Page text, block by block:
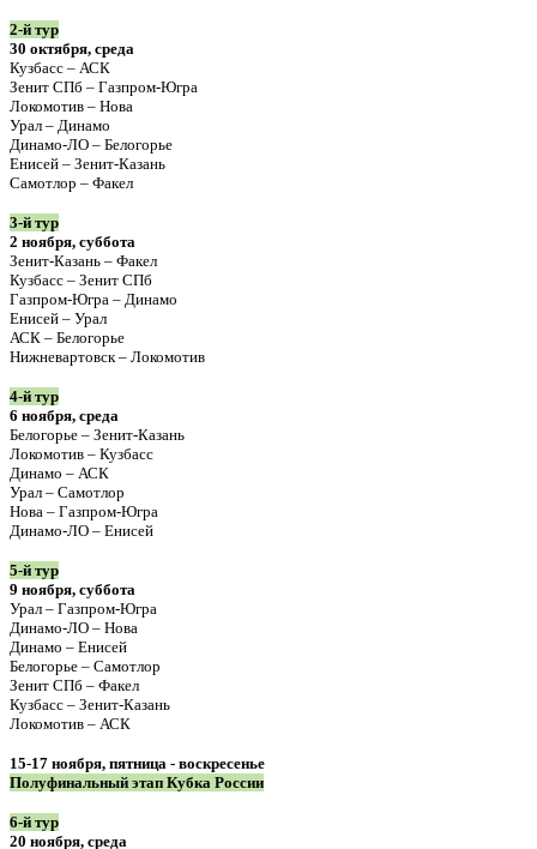
2-й тур
30 октября, среда
Кузбасс – АСК
Зенит СПб – Газпром-Югра
Локомотив – Нова
Урал – Динамо
Динамо-ЛО – Белогорье
Енисей – Зенит-Казань
Самотлор – Факел
3-й тур
2 ноября, суббота
Зенит-Казань – Факел
Кузбасс – Зенит СПб
Газпром-Югра – Динамо
Енисей – Урал
АСК – Белогорье
Нижневартовск – Локомотив
4-й тур
6 ноября, среда
Белогорье – Зенит-Казань
Локомотив – Кузбасс
Динамо – АСК
Урал – Самотлор
Нова – Газпром-Югра
Динамо-ЛО – Енисей
5-й тур
9 ноября, суббота
Урал – Газпром-Югра
Динамо-ЛО – Нова
Динамо – Енисей
Белогорье – Самотлор
Зенит СПб – Факел
Кузбасс – Зенит-Казань
Локомотив – АСК
15-17 ноября, пятница - воскресенье
Полуфинальный этап Кубка России
6-й тур
20 ноября, среда